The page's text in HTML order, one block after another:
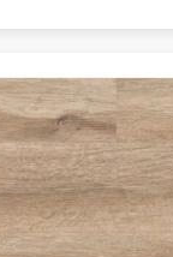
Sprawdź szczegóły